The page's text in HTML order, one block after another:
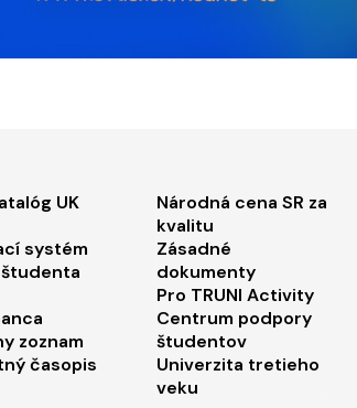
menu 2
UK
systém
zoznam
časopis
Footer
Národná cena SR za
kvalitu
Zásadné
dokumenty
Pro TRUNI Activity
Centrum podpory
študentov
Univerzita tretieho
veku